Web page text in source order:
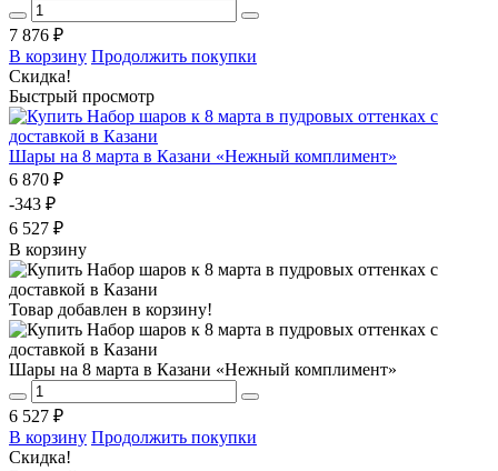
7 876 ₽
В корзину Продолжить покупки
Скидка!
Быстрый просмотр
Шары на 8 марта в Казани «Нежный комплимент»
6 870 ₽
-343 ₽
6 527 ₽
В корзину
Товар добавлен в корзину!
Шары на 8 марта в Казани «Нежный комплимент»
6 527 ₽
В корзину Продолжить покупки
Скидка!